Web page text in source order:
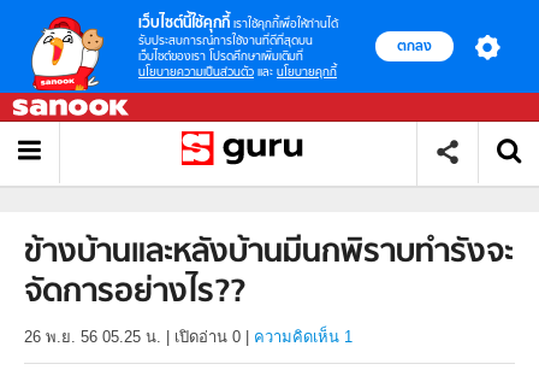
เว็บไซต์นี้ใช้คุกกี้ เราใช้คุกกี้เพื่อให้ท่านได้
รับประสบการณ์การใช้งานที่ดีที่สุดบน
เว็บไซต์ของเรา โปรดศึกษาเพิ่มเติมที่
นโยบายความเป็นส่วนตัว และ นโยบายคุกกี้
ตกลง
ข้างบ้านและหลังบ้านมีนกพิราบทำรังจะ
จัดการอย่างไร??
26 พ.ย. 56 05.25 น. เปิดอ่าน 0 ความคิดเห็น 1